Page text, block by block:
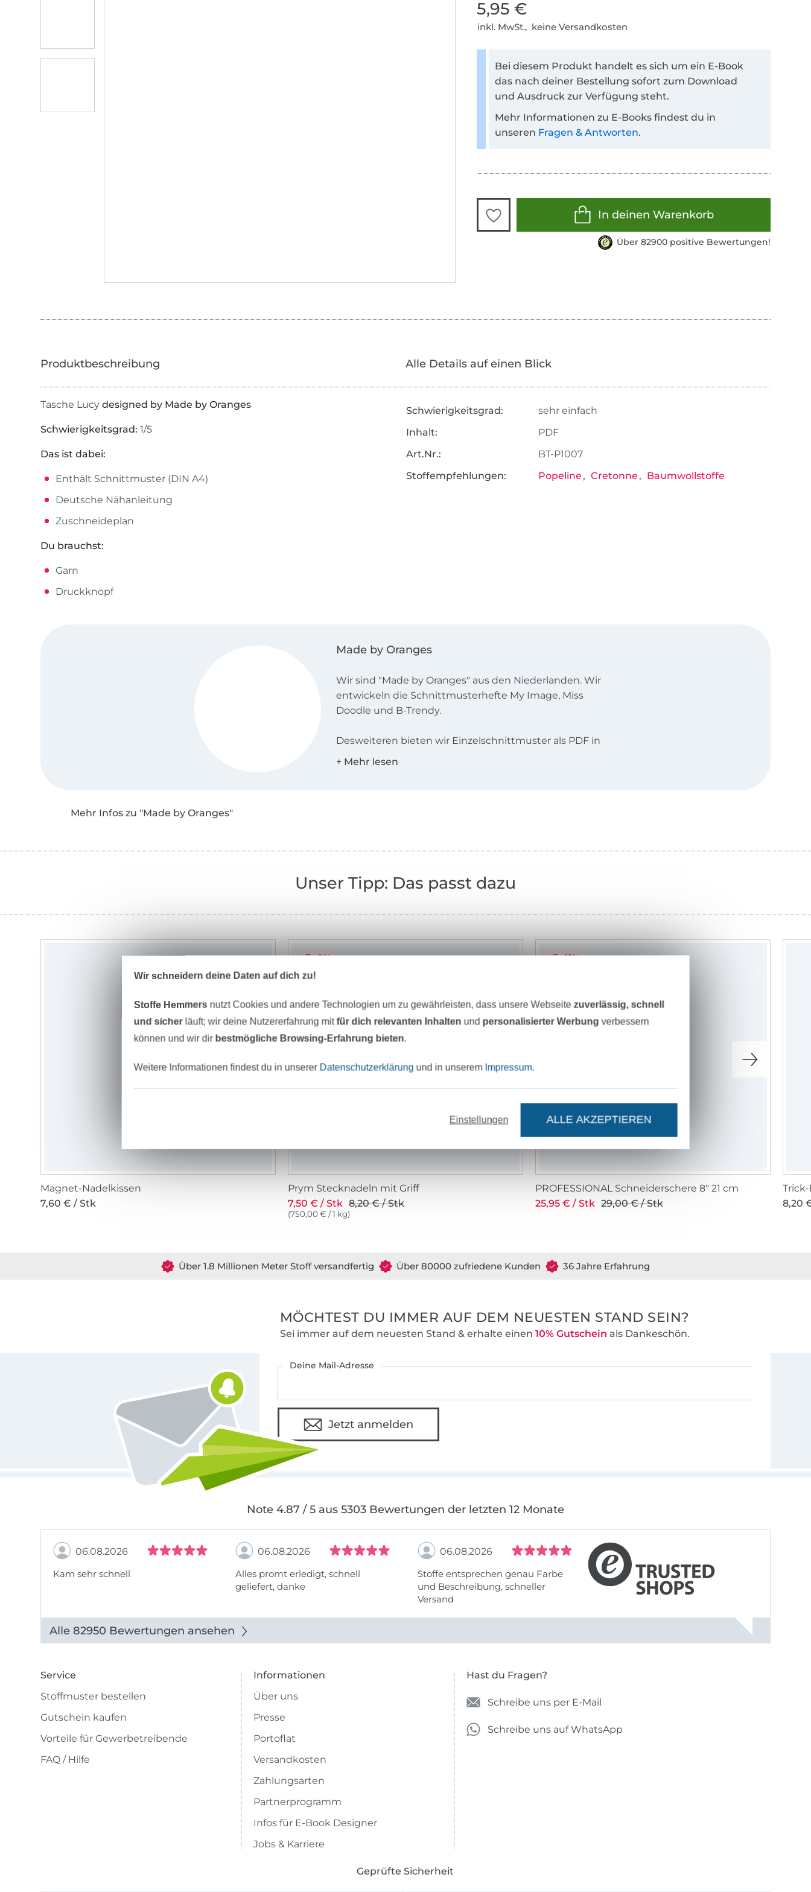
5,95 €
inkl. MwSt., keine Versandkosten
Bei diesem Produkt handelt es sich um ein E-Book
das nach deiner Bestellung sofort zum Download
und Ausdruck zur Verfügung steht.
Mehr Informationen zu E-Books findest du in
unseren Fragen & Antworten.
In deinen Warenkorb
Über 82900 positive Bewertungen!
Tasche Lucydesigned by Made by Oranges
Schwierigkeitsgrad: 1/5
Das ist dabei:
Enthält Schnittmuster (DIN A4)
Deutsche Nähanleitung
Zuschneideplan
Du brauchst:
Garn
Druckknopf
Alle Details auf einen Blick
Schwierigkeitsgrad:
sehr einfach
Inhalt:
PDF
Art.Nr.:
BT-P1007
Stoffempfehlungen:
Popeline Cretonne Baumwollstoffe
Made by Oranges
Wir sind "Made by Oranges" aus den Niederlanden. Wir
entwickeln die Schnittmusterhefte My Image, Miss
Doodle und B-Trendy.
Desweiteren bieten wir Einzelschnittmuster als PDF in
den Landessprachen Deutsch, Englisch, Niederländisch
Mehr Infos zu "Made by Oranges"
Unser Tipp: Das passt dazu
Magnet-Nadelkissen
7,60 € / Stk
-9%
Prym Stecknadeln mit Griff
7,50 € / Stk 8,20 € / Stk
(750,00 € / 1 kg)
-11%
PROFESSIONAL Schneiderschere 8" 21 cm
25,95 € / Stk 29,00 € / Stk
8,20
Über 1.8 Millionen Meter Stoff versandfertig Über 80000 zufriedene Kunden 36 Jahre Erfahrung
MÖCHTEST DU IMMER AUF DEM NEUESTEN STAND SEIN?
Sei immer auf dem neuesten Stand & erhalte einen 10% Gutschein als Dankeschön.
Deine Mail-Adresse
Jetzt anmelden
Note 4.87 / 5 aus 5303 Bewertungen der letzten 12 Monate
06.08.2026
Kam sehr schnell
06.08.2026
Alles promt erledigt, schnell
geliefert, danke
06.08.2026
Stoffe entsprechen genau Farbe
und Beschreibung, schneller
Versand
Alle 82950 Bewertungen ansehen
Service
Stoffmuster bestellen
Gutschein kaufen
Vorteile für Gewerbetreibende
FAQ / Hilfe
Informationen
Über uns
Presse
Portoflat
Versandkosten
Zahlungsarten
Partnerprogramm
Infos für E-Book Designer
Jobs & Karriere
Hast du Fragen?
Schreibe uns per E-Mail
Schreibe uns auf WhatsApp
Geprüfte Sicherheit
Wir schneidern deine Daten auf dich zu!
Stoffe Hemmers nutzt Cookies und andere Technologien um zu gewährleisten, dass unsere Webseite zuverlässig, schnell
und sicherläuft; wir deine Nutzererfahrung mitfür dich relevanten Inhalten und personalisierter Werbung verbessern
können und wir dir bestmögliche Browsing-Erfahrung bieten.
Weitere Informationen findest du in unserer Datenschutzerklärung und in unserem Impressum.
Einstellungen ALLE AKZEPTIEREN